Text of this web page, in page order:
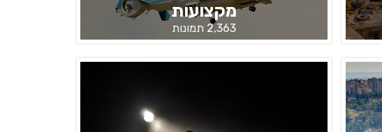
מקצועות
2,363 תמונות